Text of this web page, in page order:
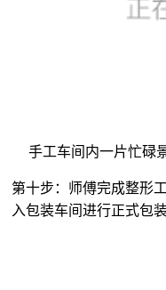
手工车间内一片忙碌
第十步：师傅完成整形
入包装车间进行正式包装